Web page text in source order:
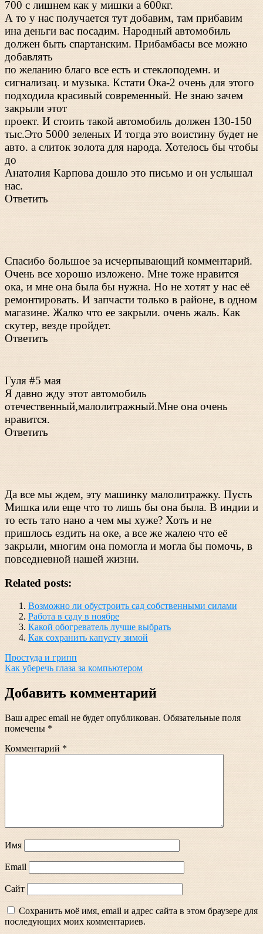
700 с лишнем как у мишки а 600кг.
А то у нас получается тут добавим, там прибавим
ина деньги вас посадим. Народный автомобиль
должен быть спартанским. Прибамбасы все можно
добавлять
по желанию благо все есть и стеклоподемн. и
сигнализац. и музыка. Кстати Ока-2 очень для этого
подходила красивый современный. Не знаю зачем
закрыли этот
проект. И стоить такой автомобиль должен 130-150
тыс.Это 5000 зеленых И тогда это воистину будет не
авто. а слиток золота для народа. Хотелось бы чтобы
до
Анатолия Карпова дошло это письмо и он услышал
нас.
Ответить
Спасибо большое за исчерпывающий комментарий.
Очень все хорошо изложено. Мне тоже нравится
ока, и мне она была бы нужна. Но не хотят у нас её
ремонтировать. И запчасти только в районе, в одном
магазине. Жалко что ее закрыли. очень жаль. Как
скутер, везде пройдет.
Ответить
Гуля #5 мая
Я давно жду этот автомобиль
отечественный,малолитражный.Мне она очень
нравится.
Ответить
Да все мы ждем, эту машинку малолитражку. Пусть
Мишка или еще что то лишь бы она была. В индии и
то есть тато нано а чем мы хуже? Хоть и не
пришлось ездить на оке, а все же жалею что её
закрыли, многим она помогла и могла бы помочь, в
повседневной нашей жизни.
Related posts:
Возможно ли обустроить сад собственными силами
Работа в саду в ноябре
Какой обогреватель лучше выбрать
Как сохранить капусту зимой
Навигация
по
записям
Простуда и грипп
Как уберечь глаза за компьютером
Добавить комментарий
Ваш адрес email не будет опубликован. Обязательные поля
помечены *
Комментарий *
Имя
Email
Сайт
Сохранить моё имя, email и адрес сайта в этом браузере для
последующих моих комментариев.